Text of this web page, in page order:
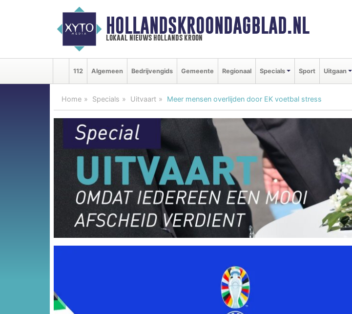
HOLLANDSKROONDAGBLAD.NL
lokaal nieuws hollands kroon
112 Algemeen Bedrijvengids Gemeente Regionaal Specials Sport Uitgaan
Home Specials Uitvaart Meer mensen overlijden door EK voetbal stress